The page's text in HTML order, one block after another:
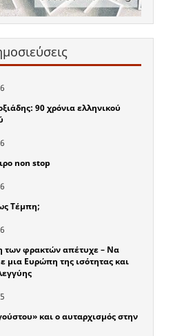
90 χρόνια ελληνικού
non stop
Τέμπη;
των φρακτών απέτυχε – Να
μια Ευρώπη της ισότητας και
και ο αυταρχισμός στην